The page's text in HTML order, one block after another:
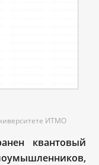
ИТМО
квантовый